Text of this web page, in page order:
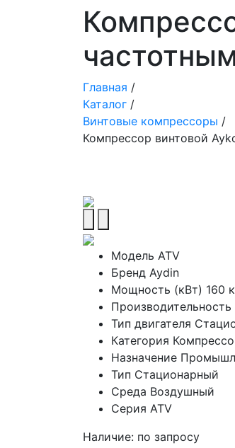
Главная /
Каталог /
Винтовые компрессоры /
Компрессор винтовой
Модель ATV
Бренд Aydin
Мощность (кВт) 160
Тип двигателя
Категория
Назначение
Тип Стационарный
Среда Воздушный
Серия ATV
Наличие: по запросу